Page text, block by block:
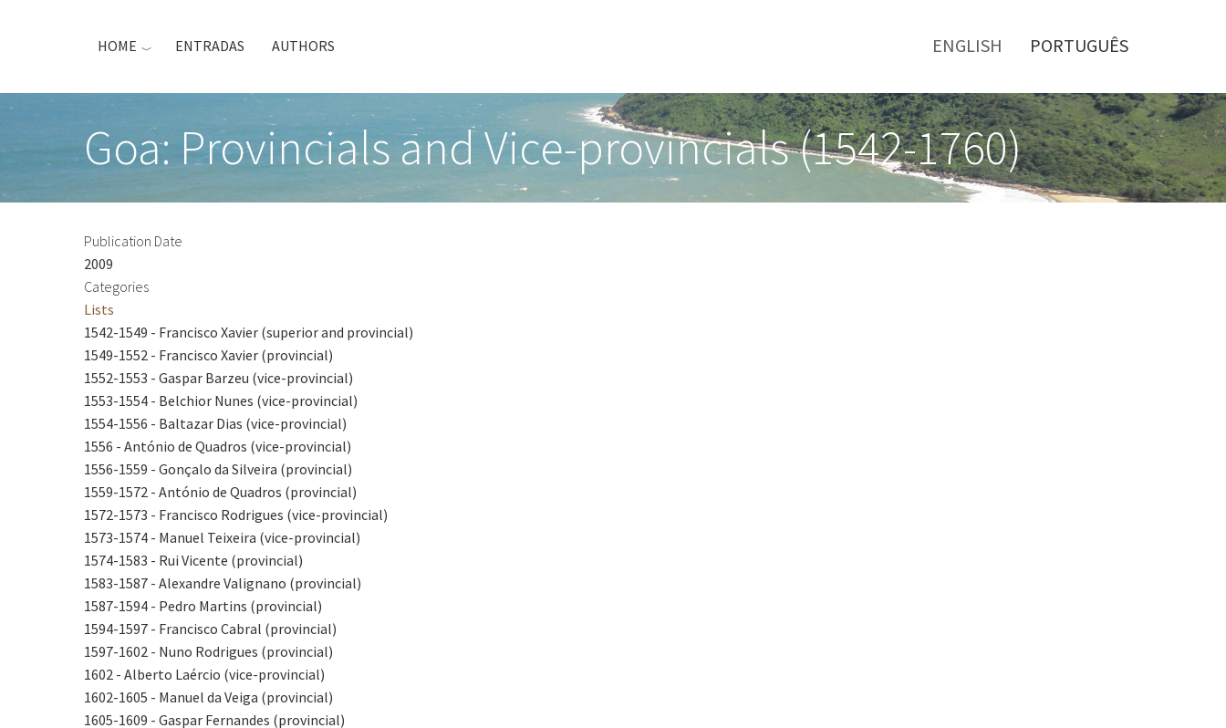
ENGLISH PORTUGUÊS
HOME ENTRADAS AUTHORS
Goa: Provincials and Vice-provincials (1542-1760)
Publication Date
2009
Categories
Lists
1542-1549 - Francisco Xavier (superior and provincial)
1549-1552 - Francisco Xavier (provincial)
1552-1553 - Gaspar Barzeu (vice-provincial)
1553-1554 - Belchior Nunes (vice-provincial)
1554-1556 - Baltazar Dias (vice-provincial)
1556 - António de Quadros (vice-provincial)
1556-1559 - Gonçalo da Silveira (provincial)
1559-1572 - António de Quadros (provincial)
1572-1573 - Francisco Rodrigues (vice-provincial)
1573-1574 - Manuel Teixeira (vice-provincial)
1574-1583 - Rui Vicente (provincial)
1583-1587 - Alexandre Valignano (provincial)
1587-1594 - Pedro Martins (provincial)
1594-1597 - Francisco Cabral (provincial)
1597-1602 - Nuno Rodrigues (provincial)
1602 - Alberto Laércio (vice-provincial)
1602-1605 - Manuel da Veiga (provincial)
1605-1609 - Gaspar Fernandes (provincial)